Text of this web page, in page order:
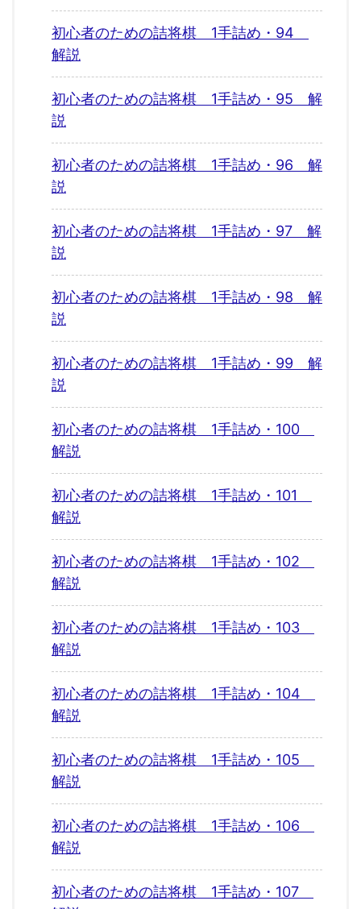
初心者のための詰将棋 1手詰め・94
解説
初心者のための詰将棋 1手詰め・95 解
説
初心者のための詰将棋 1手詰め・96 解
説
初心者のための詰将棋 1手詰め・97 解
説
初心者のための詰将棋 1手詰め・98 解
説
初心者のための詰将棋 1手詰め・99 解
説
初心者のための詰将棋 1手詰め・100
解説
初心者のための詰将棋 1手詰め・101
解説
初心者のための詰将棋 1手詰め・102
解説
初心者のための詰将棋 1手詰め・103
解説
初心者のための詰将棋 1手詰め・104
解説
初心者のための詰将棋 1手詰め・105
解説
初心者のための詰将棋 1手詰め・106
解説
初心者のための詰将棋 1手詰め・107